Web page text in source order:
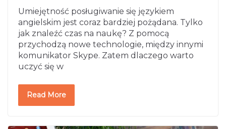
Umiejętność posługiwanie się językiem
angielskim jest coraz bardziej pożądana. Tylko
jak znaleźć czas na naukę? Z pomocą
przychodzą nowe technologie, między innymi
komunikator Skype. Zatem dlaczego warto
uczyć się w
Read More